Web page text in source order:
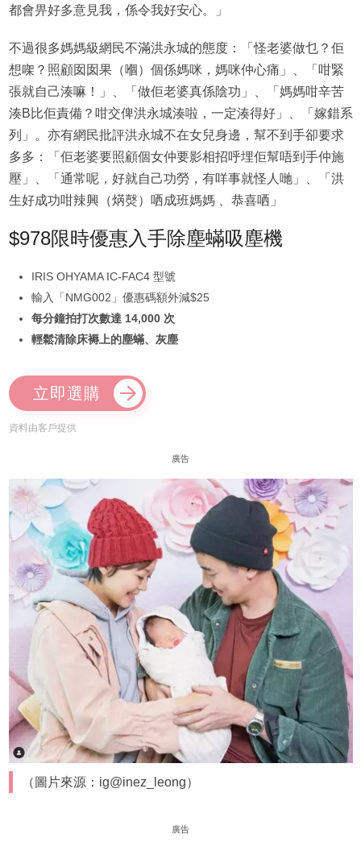
都會畀好多意見我，係令我好安心。」
不過很多媽媽級網民不滿洪永城的態度：「怪老婆做乜？佢
想㗎？照顧囡囡果（嗰）個係媽咪，媽咪仲心痛」、「咁緊
張就自己湊嘛！」、「做佢老婆真係陰功」、「媽媽咁辛苦
湊B比佢責備？咁交俾洪永城湊啦，一定湊得好」、「嫁錯系
列」。亦有網民批評洪永城不在女兒身邊，幫不到手卻要求
多多：「佢老婆要照顧個女仲要影相招呼埋佢幫唔到手仲施
壓」、「通常呢，好就自己功勞，有咩事就怪人哋」、「洪
生好成功咁辣興（焫㷫）哂成班媽媽 、恭喜哂」
$978限時優惠入手除塵蟎吸塵機
IRIS OHYAMA IC-FAC4 型號
輸入「NMG002」優惠碼額外減$25
每分鐘拍打次數達 14,000 次
輕鬆清除床褥上的塵蟎、灰塵
立即選購
資料由客戶提供
廣告
（圖片來源：ig@inez_leong）
廣告